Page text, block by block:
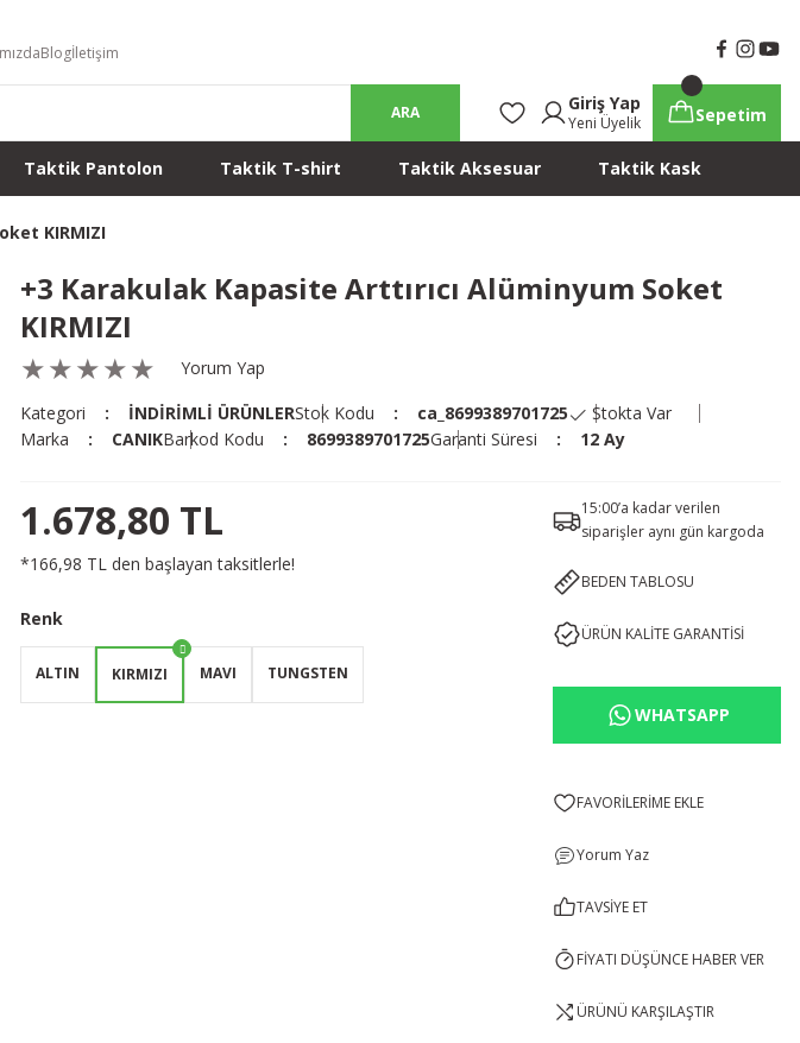
Blogİletişim
ARA Giriş Yap
Yeni Üyelik Sepetim
Taktik Pantolon Taktik T-shirt Taktik Aksesuar Taktik Kask
KIRMIZI
+3 Karakulak Kapasite Arttırıcı Alüminyum Soket
KIRMIZI
Yorum Yap
Kategori
İNDİRİMLİ ÜRÜNLERStok Kodu ca_8699389701725
Stokta Var
Marka
CANIKBarkod Kodu 8699389701725Garanti Süresi 12 Ay
1.678,80 TL
*166,98 TL den başlayan taksitlerle!
Renk
ALTIN KIRMIZI MAVI TUNGSTEN
15:00’a kadar verilen
siparişler aynı gün kargoda
BEDEN TABLOSU
ÜRÜN KALİTE GARANTİSİ
WHATSAPP
Yorum Yaz
TAVSİYE ET
FİYATI DÜŞÜNCE HABER VER
ÜRÜNÜ KARŞILAŞTIR